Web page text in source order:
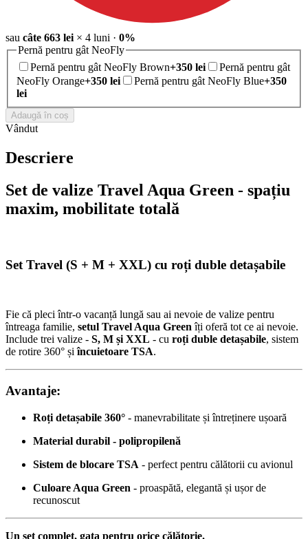
sau câte 663 lei × 4 luni · 0%
Pernă pentru gât NeoFly
Pernă pentru gât NeoFly Brown+350 lei
Pernă pentru gât
NeoFly Orange+350 lei Pernă pentru gât NeoFly Blue+350
lei
Adaugă în coș
Vândut
Descriere
Set de valize Travel Aqua Green - spațiu
maxim, mobilitate totală
Set Travel (S + M + XXL) cu roți duble detașabile
Fie că pleci într-o vacanță lungă sau ai nevoie de valize pentru
întreaga familie, setul Travel Aqua Greenîți oferă tot ce ai nevoie.
Include trei valize - S, M și XXL - cu roți duble detașabile, sistem
de rotire 360° șiîncuietoare TSA.
Avantaje:
Roți detașabile 360° - manevrabilitate și întreținere ușoară
Material durabil - polipropilenă
Sistem de blocare TSA - perfect pentru călătorii cu avionul
Culoare Aqua Green - proaspătă, elegantă și ușor de
recunoscut
Un set complet, gata pentru orice călătorie.